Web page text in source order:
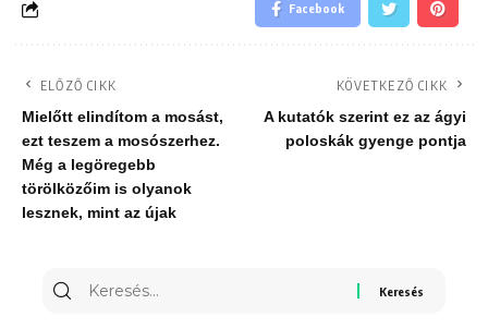
Facebook
ELŐZŐ CIKK
Mielőtt elindítom a mosást,
ezt teszem a mosószerhez.
Még a legöregebb
törölközőim is olyanok
lesznek, mint az újak
KÖVETKEZŐ CIKK
A kutatók szerint ez az ágyi
poloskák gyenge pontja
Keresés